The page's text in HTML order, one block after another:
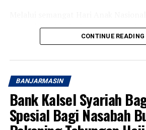
Semoga langkah kecil ini menjadi
dan membawa saya menuju
Post Views: 17
Sebarkan
mengajak seluruh elemen
sama menciptakan lingkungan yang
Musiman
“Selamat Hari Anak Nasional. Mari
penuh kasih agar anak-anak dapat
dan menjadi generasi terbaik bagi
Indonesia,” demikian pesan Bank
CONTINUE READING
BANJARMASIN
Bank Kalsel Syariah
Spesial Bagi Nasabah